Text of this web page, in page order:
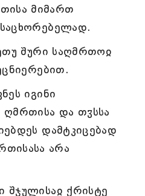
მიმართ
შური საღმრთოჲ
იგინი
ღმრთისა და თჳსსა
დამტკიცებად
არა
შჯულისაჲ ქრისტე